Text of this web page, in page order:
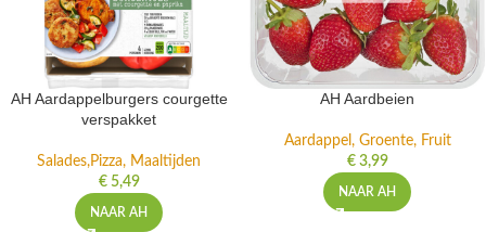
AH Aardappelburgers courgette
verspakket
Salades,Pizza, Maaltijden
€5,49
NAAR AH
AH Aardbeien
Aardappel, Groente, Fruit
€3,99
NAAR AH